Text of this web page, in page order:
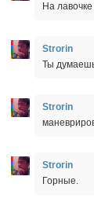
На
Strorin
Ты
Strorin
Strorin
Горные.